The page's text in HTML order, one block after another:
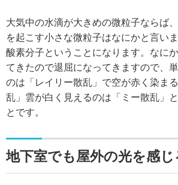
大気中の水滴が大きめの微粒子ならば
を起こす小さな微粒子はなにかと言い
酸素分子ということになります。なに
てきたので退屈になってきますので、
のは「レイリー散乱」で空が赤く染ま
乱」雲が白く見えるのは「ミー散乱」
とです。
地下室でも屋外の光を感じ